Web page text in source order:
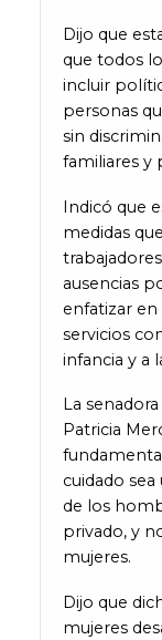
Dijo que
que todos
incluir
personas
sin
familiares y
Indicó que
medidas
ausencias
enfatizar
servicios
infancia y a
La
Patricia
cuidado
de los
privado, y
mujeres.
Dijo que
mujeres